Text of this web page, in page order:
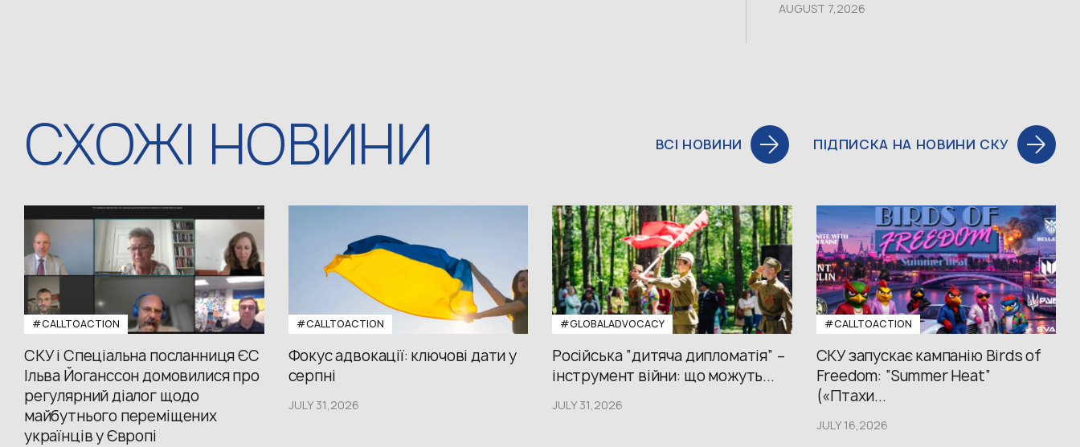
AUGUST 7,2026
СХОЖІ НОВИНИ ВСІ НОВИНИ ПІДПИСКА НА НОВИНИ СКУ
#CALLTOACTION
СКУ і Спеціальна посланниця ЄС
Ільва Йоганссон домовилися про
регулярний діалог щодо
майбутнього переміщених
українців у Європі
#CALLTOACTION
Фокус адвокації: ключові дати у
серпні
JULY 31,2026
#GLOBALADVOCACY
Російська “дитяча дипломатія” –
інструмент війни: що можуть...
JULY 31,2026
#CALLTOACTION
СКУ запускає кампанію Birds of
Freedom: “Summer Heat”
(«Птахи...
JULY 16,2026